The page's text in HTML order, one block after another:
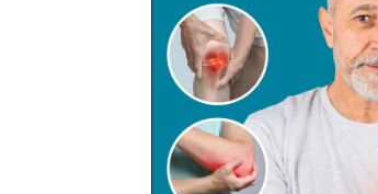
गया था। उन्होंने मोटरसाइकिल को
करीब 2:30 बजे जब वे लौटे तो
चला। चोरी हुई मोटरसाइकिल उनके
चेसिस नंबर 04K27F18695 है।